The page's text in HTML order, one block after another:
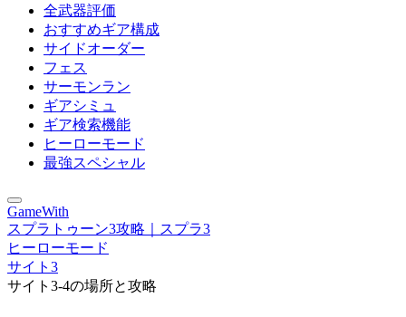
全武器評価
おすすめギア構成
サイドオーダー
フェス
サーモンラン
ギアシミュ
ギア検索機能
ヒーローモード
最強スペシャル
GameWith
スプラトゥーン3攻略｜スプラ3
ヒーローモード
サイト3
サイト3-4の場所と攻略